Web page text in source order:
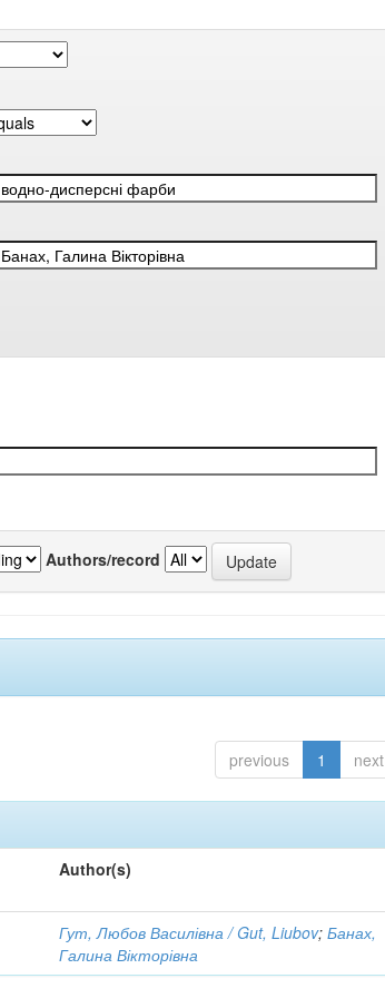
Authors/record
previous 1 next
Author(s)
Гут, Любов Василівна / Gut, Liubov;Банах,
Галина Вікторівна